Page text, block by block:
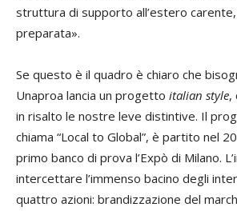
struttura di supporto all’estero
preparata».
Se questo è il quadro è chiaro che
Unaproa lancia un progetto italian style,
in risalto le nostre leve distintive. Il
chiama “Local to Global”, è partito nel
primo banco di prova l’Expò di Milano.
intercettare l’immenso bacino degli
quattro azioni: brandizzazione del